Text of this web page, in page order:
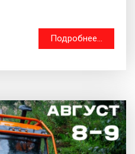
Подробнее...